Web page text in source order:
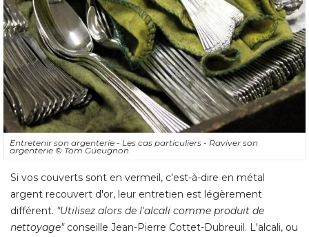
Entretenir son argenterie - Les cas particuliers - Raviver son
argenterie © Tom Gueugnon
Si vos couverts sont en vermeil, c'est-à-dire en métal
argent recouvert d'or, leur entretien est légèrement
différent. "Utilisez alors de l'alcali comme produit de
nettoyage"conseille Jean-Pierre Cottet-Dubreuil. L'alcali, ou